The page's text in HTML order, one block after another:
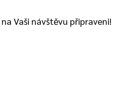
Vaši návštěvu připraveni!